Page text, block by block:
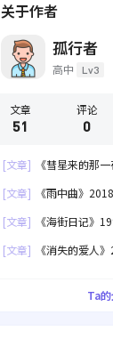
关于作者
孤行者
高中 Lv3
文章
51
评论
0
[文章]
《彗星来的那
[文章]
《雨中曲》
[文章]
《海街日记》
[文章]
《消失的爱人
Ta